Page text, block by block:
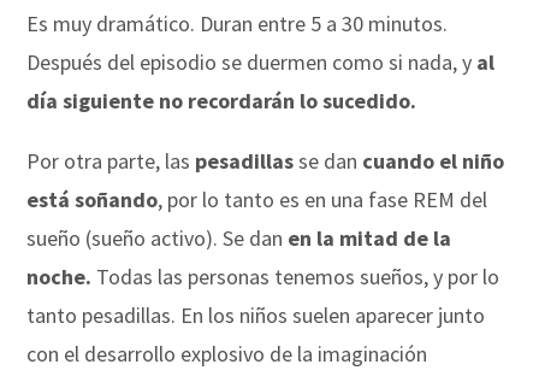
Es muy dramático. Duran entre 5 a 30 minutos.
Después del episodio se duermen como si nada, y al
día siguiente no recordarán lo sucedido.
Por otra parte, las pesadillasse dan cuando el niño
está soñando, por lo tanto es en una fase REM del
sueño (sueño activo). Se dan en la mitad de la
noche. Todas las personas tenemos sueños, y por lo
tanto pesadillas. En los niños suelen aparecer junto
con el desarrollo explosivo de la imaginación